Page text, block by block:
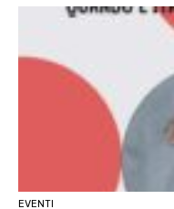
EVENTI